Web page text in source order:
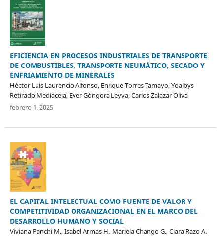
EFICIENCIA EN PROCESOS INDUSTRIALES DE TRANSPORTE
DE COMBUSTIBLES, TRANSPORTE NEUMÁTICO, SECADO Y
ENFRIAMIENTO DE MINERALES
Héctor Luis Laurencio Alfonso, Enrique Torres Tamayo, Yoalbys
Retirado Mediaceja, Ever Góngora Leyva, Carlos Zalazar Oliva
febrero 1, 2025
EL CAPITAL INTELECTUAL COMO FUENTE DE VALOR Y
COMPETITIVIDAD ORGANIZACIONAL EN EL MARCO DEL
DESARROLLO HUMANO Y SOCIAL
Viviana Panchi M., Isabel Armas H., Mariela Chango G., Clara Razo A.